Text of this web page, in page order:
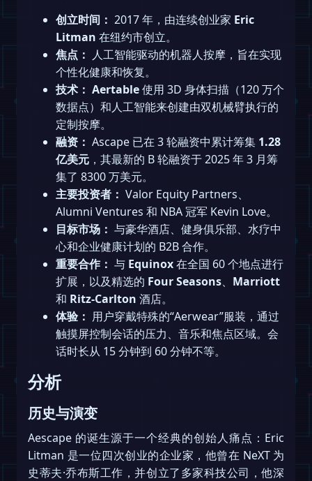
创立时间： 2017 年，由连续创业家 Eric
Litman 在纽约市创立。
焦点： 人工智能驱动的机器人按摩，旨在实现
个性化健康和恢复。
技术： Aertable使用 3D 身体扫描（120 万个
数据点）和人工智能来创建由双机械臂执行的
定制按摩。
融资： Ascape 已在 3 轮融资中累计筹集 1.28
亿美元 ，其最新的 B 轮融资于 2025 年 3 月筹
集了 8300 万美元。
主要投资者： Valor Equity Partners、
Alumni Ventures 和 NBA 冠军 Kevin Love。
目标市场： 与豪华酒店、健身俱乐部、水疗中
心和企业健康计划的 B2B 合作。
重要合作： 与 Equinox在全国 60 个地点进行
扩展，以及精选的 Four Seasons、 Marriott
和 Ritz-Carlton 酒店。
体验： 用户穿戴特殊的“Aerwear”服装，通过
触摸屏控制会话的压力、音乐和焦点区域。会
话时长从 15 分钟到 60 分钟不等。
分析
历史与演变
Aescape 的诞生源于一个经典的创始人痛点：Eric
Litman 是一位四次创业的企业家，他曾在 NeXT 为
史蒂夫·乔布斯工作，并创立了多家科技公司，他深